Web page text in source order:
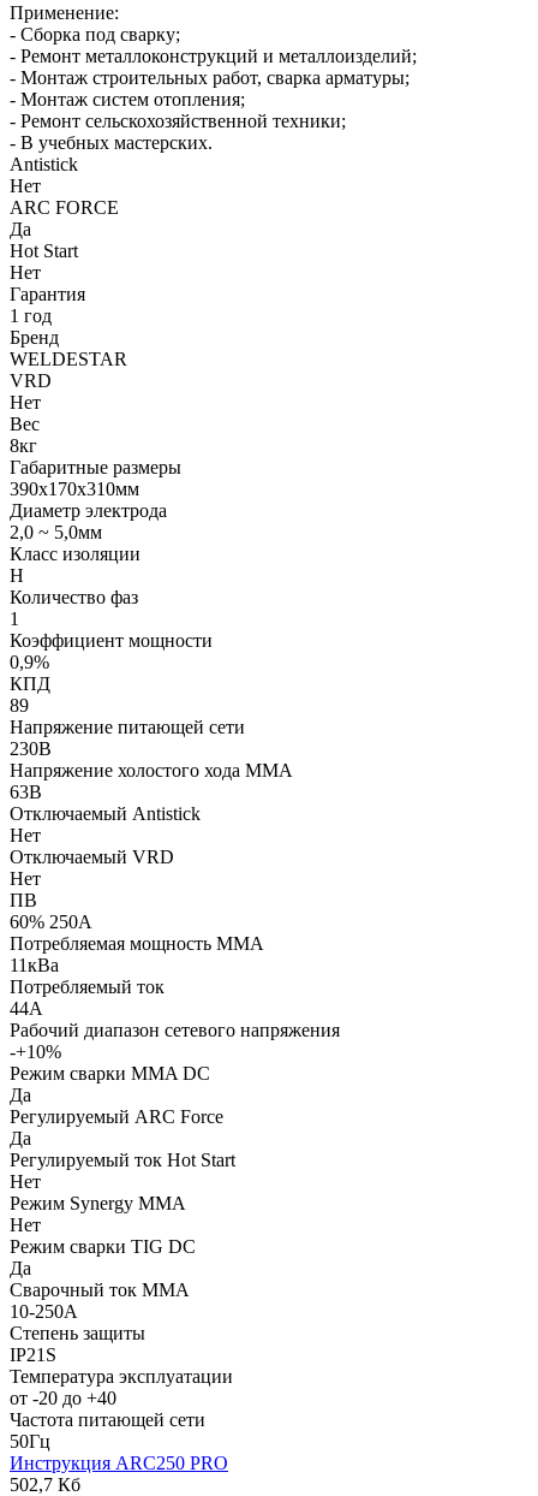
Применение:
- Сборка под сварку;
- Ремонт металлоконструкций и металлоизделий;
- Монтаж строительных работ, сварка арматуры;
- Монтаж систем отопления;
- Ремонт сельскохозяйственной техники;
- В учебных мастерских.
Antistick
Нет
ARC FORCE
Да
Hot Start
Нет
Гарантия
1 год
Бренд
WELDESTAR
VRD
Нет
Вес
8кг
Габаритные размеры
390х170х310мм
Диаметр электрода
2,0 ~ 5,0мм
Класс изоляции
H
Количество фаз
1
Коэффициент мощности
0,9%
КПД
89
Напряжение питающей сети
230В
Напряжение холостого хода MMA
63В
Отключаемый Antistick
Нет
Отключаемый VRD
Нет
ПВ
60% 250А
Потребляемая мощность ММА
11кВа
Потребляемый ток
44А
Рабочий диапазон сетевого напряжения
-+10%
Режим сварки MMA DC
Да
Регулируемый ARC Force
Да
Регулируемый ток Hot Start
Нет
Режим Synergy MMA
Нет
Режим сварки TIG DC
Да
Сварочный ток MMA
10-250А
Степень защиты
IP21S
Температура эксплуатации
от -20 до +40
Частота питающей сети
50Гц
Инструкция ARC250 PRO
502,7 Кб